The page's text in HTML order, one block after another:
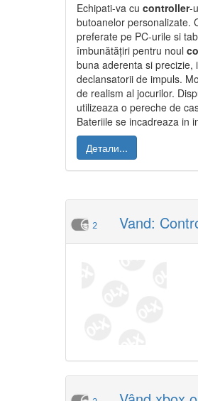
Echipati-va cu controller-
butoanelor personalizate.
preferate pe PC-urile si
îmbunătățiri pentru noul
buna aderenta si precizie,
declansatorii de impuls.
de realism al jocurilor.
utilizeaza o pereche de
Bateriile se incadreaza in
Детали...
2 Vand: